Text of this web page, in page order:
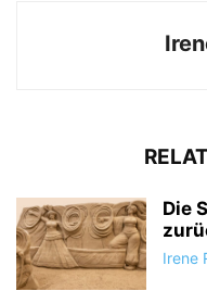
Die
Irene